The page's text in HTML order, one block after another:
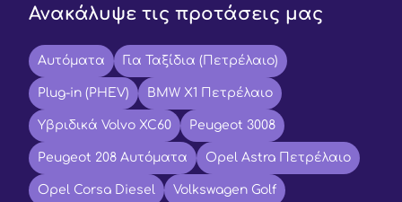
Ανακάλυψε τις προτάσεις μας
Αυτόματα Για Ταξίδια (Πετρέλαιο)
Plug-in (PHEV) BMW X1 Πετρέλαιο
Υβριδικά Volvo XC60 Peugeot 3008
Peugeot 208 Αυτόματα Opel Astra Πετρέλαιο
Opel Corsa Diesel Volkswagen Golf